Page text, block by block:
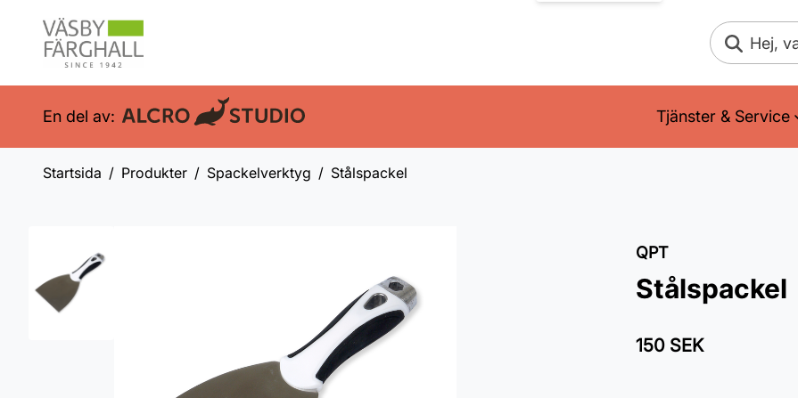
Sök
En del av: Tjänster & Service
Startsida Produkter Spackelverktyg Stålspackel
QPT
Stålspackel
150 SEK